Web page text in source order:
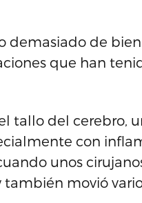
demasiado de
que han
tallo del cerebro,
con
unos
movió